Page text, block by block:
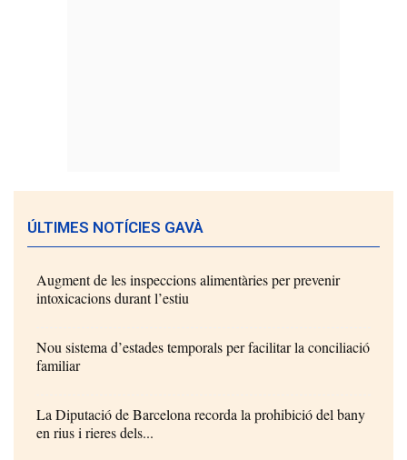
ÚLTIMES NOTÍCIES GAVÀ
Augment de les inspeccions alimentàries per prevenir
intoxicacions durant l’estiu
Nou sistema d’estades temporals per facilitar la conciliació
familiar
La Diputació de Barcelona recorda la prohibició del bany
en rius i rieres dels...